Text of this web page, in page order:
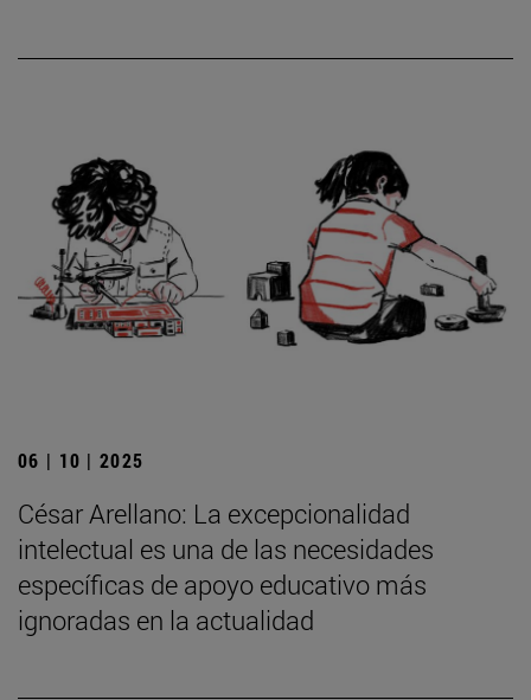
06 | 10 | 2025
César Arellano: La excepcionalidad
intelectual es una de las necesidades
específicas de apoyo educativo más
ignoradas en la actualidad